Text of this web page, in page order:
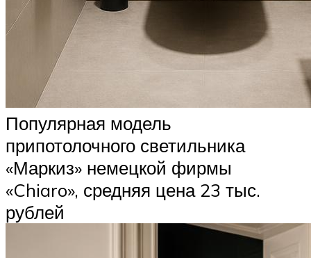
Популярная модель
припотолочного светильника
«Маркиз» немецкой фирмы
«Chiaro», средняя цена 23 тыс.
рублей